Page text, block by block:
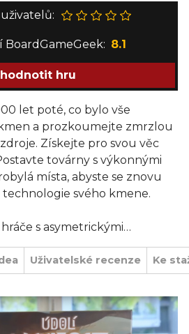
BoardGameGeek: 8.1
hru
let poté, co bylo vše
a prozkoumejte zmrzlou
Získejte pro svou věc
továrny s výkonnými
místa, abyste se znovu
svého kmene.
s asymetrickými
variabilním nastavením a
Projití pětidílné
obsah a po odemčení
každý hráč sadu karet
Uživatelské recenze Ke